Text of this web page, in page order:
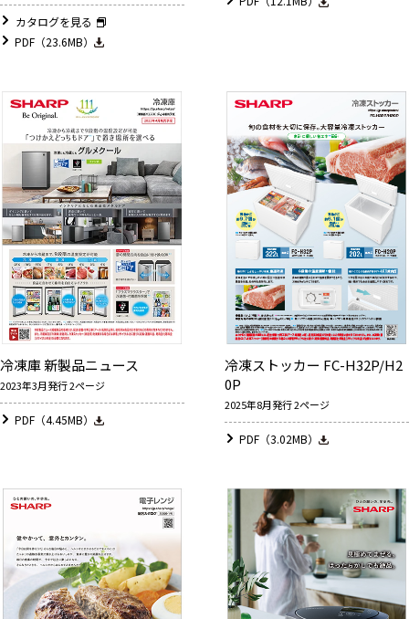
カタログを見る
PDF（23.6MB）
冷凍庫 新製品ニュース
2023年3月発行 2ページ
PDF（4.45MB）
冷凍ストッカー FC-H32P/H2
0P
2025年8月発行 2ページ
PDF（3.02MB）